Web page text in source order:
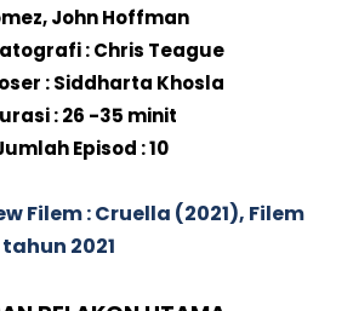
John Hoffman
: Chris Teague
: Siddharta Khosla
: 26 -35 minit
Episod : 10
Filem : Cruella (2021), Filem
2021